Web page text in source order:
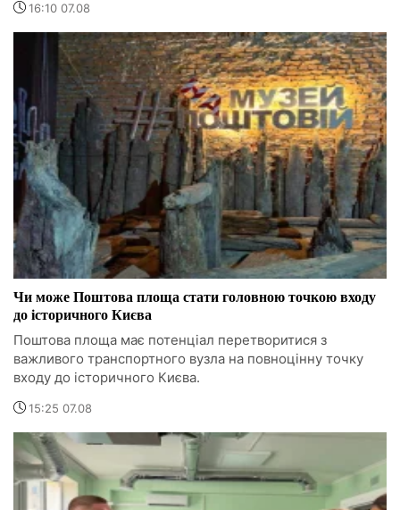
16:10 07.08
Чи може Поштова площа стати головною точкою входу
до історичного Києва
Поштова площа має потенціал перетворитися з
важливого транспортного вузла на повноцінну точку
входу до історичного Києва.
15:25 07.08